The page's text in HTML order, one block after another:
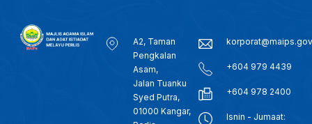
A2, Taman
Pengkalan
Asam,
Jalan Tuanku
Syed Putra,
01000 Kangar,
+604 979 4439
+604 978 2400
Isnin - Jumaat: